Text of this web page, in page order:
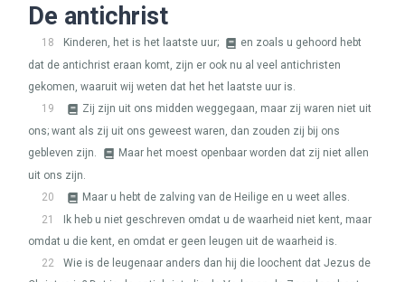
De antichrist
18 Kinderen, het is het laatste uur;
en zoals u gehoord hebt
dat de antichrist eraan komt, zijn er ook nu al veel antichristen
gekomen, waaruit wij weten dat het het laatste uur is.
19
Zij zijn uit ons midden weggegaan, maar zij waren niet uit
ons; want als zij uit ons geweest waren, dan zouden zij bij ons
gebleven zijn.
Maar het moest openbaar worden dat zij niet allen
uit ons zijn.
20
Maar u hebt de zalving van de Heilige en u weet alles.
21
Ik heb u niet geschreven omdat u de waarheid niet kent, maar
omdat u die kent, en omdat er geen leugen uit de waarheid is.
22
Wie is de leugenaar anders dan hij die loochent dat Jezus de